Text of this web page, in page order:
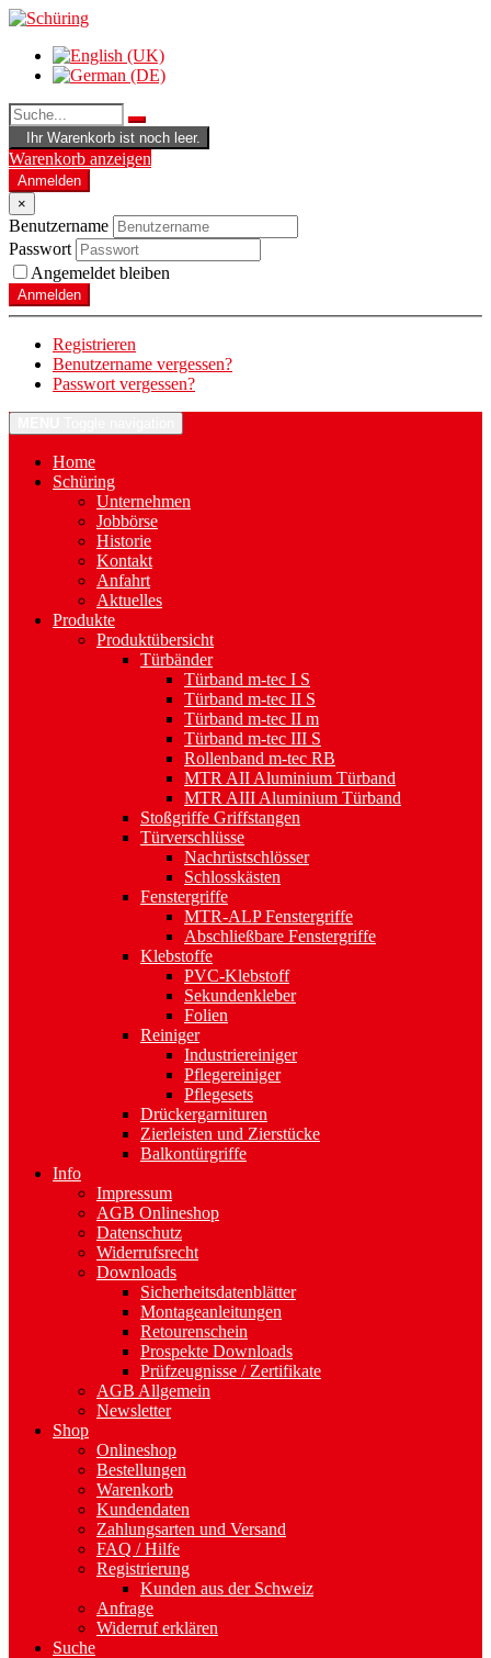
Ihr Warenkorb ist noch leer.
Warenkorb anzeigen
Anmelden
×
Benutzername
Passwort
Angemeldet bleiben
Anmelden
Registrieren
Benutzername vergessen?
Passwort vergessen?
Home
Schüring
Unternehmen
Jobbörse
Historie
Kontakt
Anfahrt
Aktuelles
Produkte
Produktübersicht
Türbänder
Türband m-tec I S
Türband m-tec II S
Türband m-tec II m
Türband m-tec III S
Rollenband m-tec RB
MTR AII Aluminium Türband
MTR AIII Aluminium Türband
Stoßgriffe Griffstangen
Türverschlüsse
Nachrüstschlösser
Schlosskästen
Fenstergriffe
MTR-ALP Fenstergriffe
Abschließbare Fenstergriffe
Klebstoffe
PVC-Klebstoff
Sekundenkleber
Folien
Reiniger
Industriereiniger
Pflegereiniger
Pflegesets
Drückergarnituren
Zierleisten und Zierstücke
Balkontürgriffe
Info
Impressum
AGB Onlineshop
Datenschutz
Widerrufsrecht
Downloads
Sicherheitsdatenblätter
Montageanleitungen
Retourenschein
Prospekte Downloads
Prüfzeugnisse / Zertifikate
AGB Allgemein
Newsletter
Shop
Onlineshop
Bestellungen
Warenkorb
Kundendaten
Zahlungsarten und Versand
FAQ / Hilfe
Registrierung
Kunden aus der Schweiz
Anfrage
Widerruf erklären
Suche